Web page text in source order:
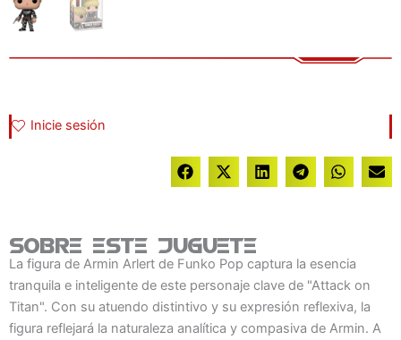
Inicie sesión
Sobre este juguete
La figura de Armin Arlert de Funko Pop captura la esencia
tranquila e inteligente de este personaje clave de "Attack on
Titan". Con su atuendo distintivo y su expresión reflexiva, la
figura reflejará la naturaleza analítica y compasiva de Armin. A